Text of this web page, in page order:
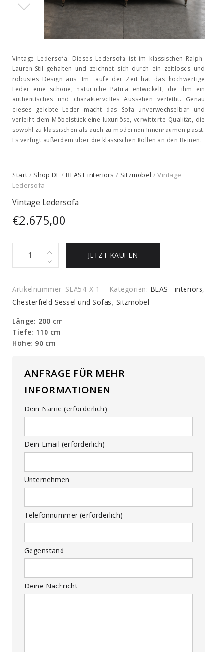
Vintage Ledersofa. Dieses Ledersofa ist im klassischen Ralph-
Lauren-Stil gehalten und zeichnet sich durch ein zeitloses und
robustes Design aus. Im Laufe der Zeit hat das hochwertige
Leder eine schöne, natürliche Patina entwickelt, die ihm ein
authentisches und charaktervolles Aussehen verleiht. Genau
dieses gelebte Leder macht das Sofa unverwechselbar und
verleiht dem Möbelstück eine luxuriöse, verwitterte Qualität, die
sowohl zu klassischen als auch zu modernen Innenräumen passt.
Es verfügt außerdem über die klassischen Rollen an den Beinen.
Start / Shop DE / BEAST interiors / Sitzmöbel / Vintage
Ledersofa
Vintage Ledersofa
€2.675,00
Ledersofa
JETZT KAUFEN
Artikelnummer: SEA54-X-1 Kategorien: BEAST interiors,
Chesterfield Sessel und Sofas, Sitzmöbel
Länge: 200 cm
Tiefe: 110 cm
Höhe: 90 cm
ANFRAGE FÜR MEHR
INFORMATIONEN
Dein Name (erforderlich)
Dein Email (erforderlich)
Unternehmen
Telefonnummer (erforderlich)
Gegenstand
Deine Nachricht